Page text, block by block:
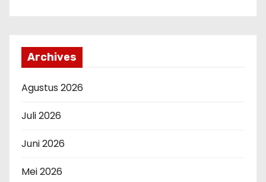
Archives
Agustus 2026
Juli 2026
Juni 2026
Mei 2026